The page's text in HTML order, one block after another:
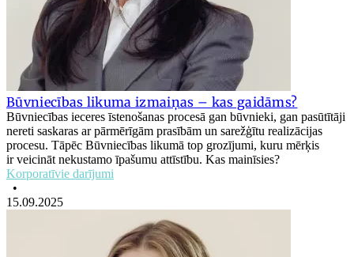
Būvniecības likuma izmaiņas – kas gaidāms?
Būvniecības ieceres īstenošanas procesā gan būvnieki, gan pasūtītāji
nereti saskaras ar pārmērīgām prasībām un sarežģītu realizācijas
procesu. Tāpēc Būvniecības likumā top grozījumi, kuru mērķis
ir veicināt nekustamo īpašumu attīstību. Kas mainīsies?
Korporatīvie darījumi
•
15.09.2025